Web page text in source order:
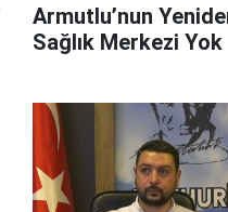
Armutlu’nun
Sağlık Merkezi Yok